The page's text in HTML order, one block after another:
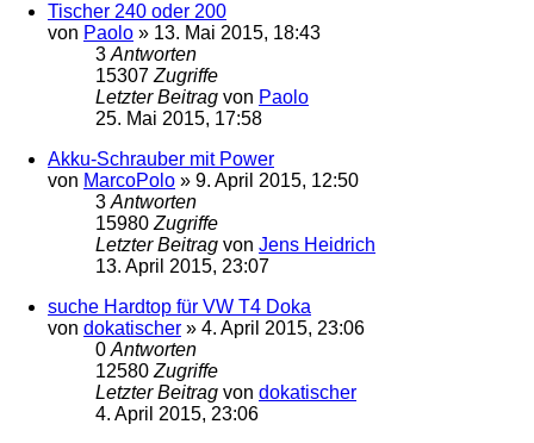
Tischer 240 oder 200
von Paolo » 13. Mai 2015, 18:43
3 Antworten
15307 Zugriffe
Letzter Beitrag von Paolo
25. Mai 2015, 17:58
Akku-Schrauber mit Power
von MarcoPolo » 9. April 2015, 12:50
3 Antworten
15980 Zugriffe
Letzter Beitrag von Jens Heidrich
13. April 2015, 23:07
suche Hardtop für VW T4 Doka
von dokatischer » 4. April 2015, 23:06
0 Antworten
12580 Zugriffe
Letzter Beitrag von dokatischer
4. April 2015, 23:06